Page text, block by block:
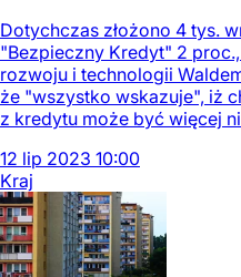
Dotychczas złożono 4 tys.
"Bezpieczny Kredyt" 2
rozwoju i technologii
że "wszystko wskazuje", iż
z kredytu może być więcej
12 lip 2023 10:00
Kraj